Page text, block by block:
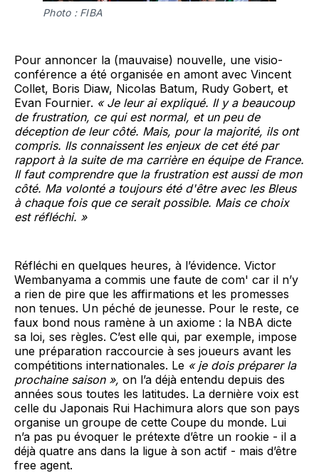
Photo : FIBA
Pour annoncer la (mauvaise) nouvelle, une visio-
conférence a été organisée en amont avec Vincent
Collet, Boris Diaw, Nicolas Batum, Rudy Gobert, et
Evan Fournier. « Je leur ai expliqué. Il y a beaucoup
de frustration, ce qui est normal, et un peu de
déception de leur côté. Mais, pour la majorité, ils ont
compris. Ils connaissent les enjeux de cet été par
rapport à la suite de ma carrière en équipe de France.
Il faut comprendre que la frustration est aussi de mon
côté. Ma volonté a toujours été d'être avec les Bleus
à chaque fois que ce serait possible. Mais ce choix
est réfléchi. »
Réfléchi en quelques heures, à l’évidence. Victor
Wembanyama a commis une faute de com' car il n’y
a rien de pire que les affirmations et les promesses
non tenues. Un péché de jeunesse. Pour le reste, ce
faux bond nous ramène à un axiome : la NBA dicte
sa loi, ses règles. C’est elle qui, par exemple, impose
une préparation raccourcie à ses joueurs avant les
compétitions internationales. Le « je dois préparer la
prochaine saison », on l’a déjà entendu depuis des
années sous toutes les latitudes. La dernière voix est
celle du Japonais Rui Hachimura alors que son pays
organise un groupe de cette Coupe du monde. Lui
n’a pas pu évoquer le prétexte d’être un rookie - il a
déjà quatre ans dans la ligue à son actif - mais d’être
free agent.